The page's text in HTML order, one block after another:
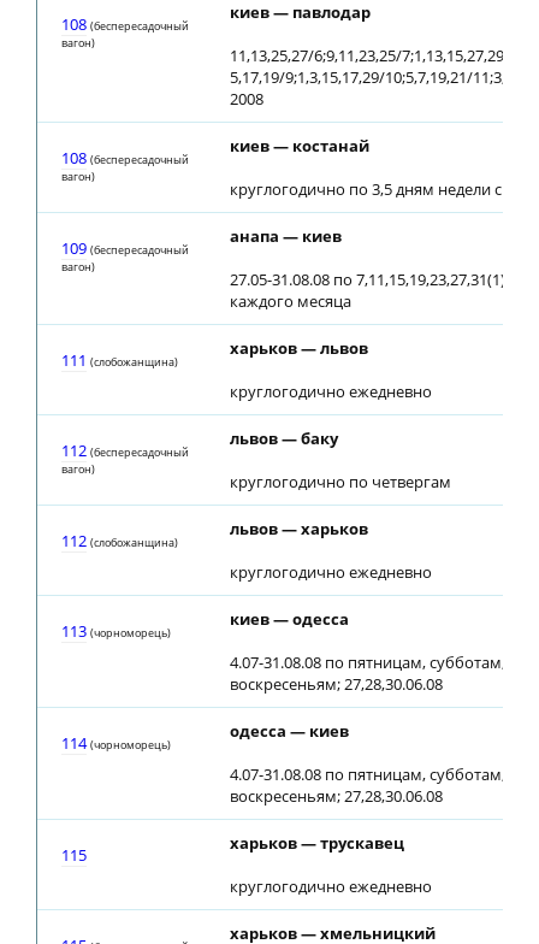
108 (беспересадочный
вагон)
киев — павлодар
11,13,25,27/6;9,11,23,25/7;1,13,15,27,29/8;
5,17,19/9;1,3,15,17,29/10;5,7,19,21/
2008
108 (беспересадочный
вагон)
киев — костанай
круглогодично по 3,5 дням недели с
109 (беспересадочный
вагон)
анапа — киев
27.05-31.08.08 по 7,11,15,19,23,27,31(1)
каждого месяца
111 (слобожанщина)
харьков — львов
круглогодично ежедневно
112 (беспересадочный
вагон)
львов — баку
круглогодично по четвергам
112 (слобожанщина)
львов — харьков
круглогодично ежедневно
113 (чоpнoмopeць)
киев — одесса
4.07-31.08.08 по пятницам, субботам,
воскресеньям; 27,28,30.06.08
114 (чоpномopeць)
одесса — киев
4.07-31.08.08 по пятницам, субботам,
воскресеньям; 27,28,30.06.08
115
харьков — трускавец
круглогодично ежедневно
харьков — хмельницкий